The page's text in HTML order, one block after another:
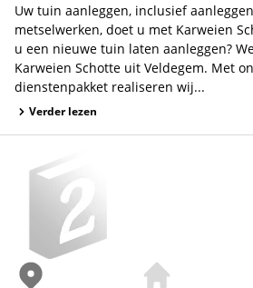
Uw tuin aanleggen, inclusief
metselwerken, doet u met Karweien
u een nieuwe tuin laten aanleggen?
Karweien Schotte uit Veldegem. Met
dienstenpakket realiseren wij...
Verder lezen